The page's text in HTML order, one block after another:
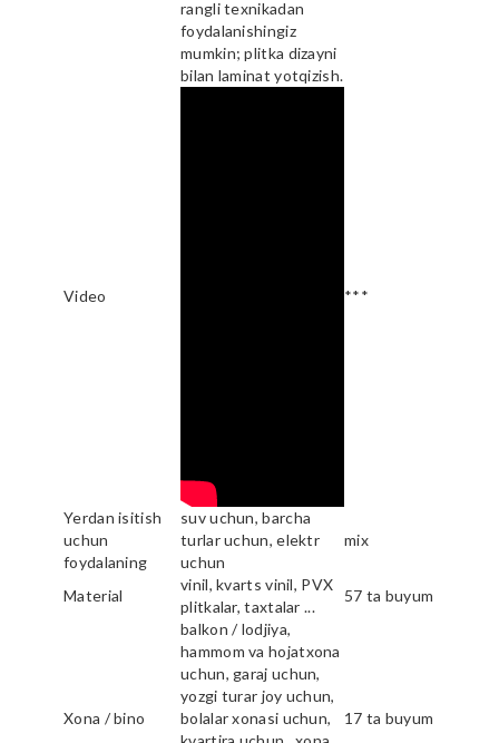
rangli texnikadan
foydalanishingiz
mumkin; plitka dizayni
bilan laminat yotqizish.
Video ***
Yerdan isitish
uchun
foydalaning
suv uchun, barcha
turlar uchun, elektr
uchun
mix
Material
vinil, kvarts vinil, PVX
plitkalar, taxtalar ...
57 ta buyum
Xona / bino
balkon / lodjiya,
hammom va hojatxona
uchun, garaj uchun,
yozgi turar joy uchun,
bolalar xonasi uchun,
17 ta buyum